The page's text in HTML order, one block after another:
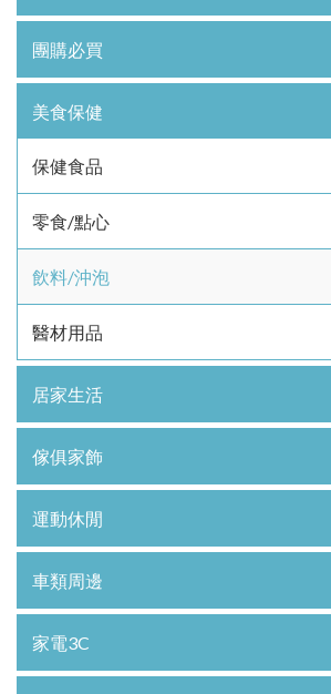
團購必買
美食保健
保健食品
零食/點心
飲料/沖泡
醫材用品
居家生活
傢俱家飾
運動休閒
車類周邊
家電3C